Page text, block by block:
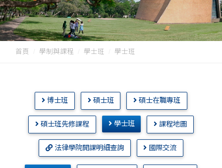
首頁 學制與課程 學士班 學士班
博士班 碩士班 碩士在職專班
碩士班先修課程 學士班 課程地圖
法律學院開課明細查詢 國際交流